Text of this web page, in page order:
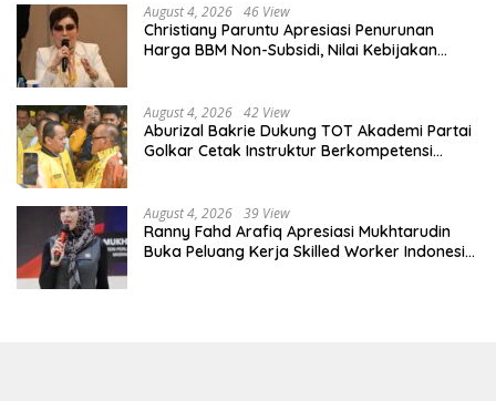
August 4, 2026 46 View
Christiany Paruntu Apresiasi Penurunan
Harga BBM Non-Subsidi, Nilai Kebijakan
August 4, 2026 42 View
Aburizal Bakrie Dukung TOT Akademi Partai
Golkar Cetak Instruktur Berkompetensi
August 4, 2026 39 View
Ranny Fahd Arafiq Apresiasi Mukhtarudin
Buka Peluang Kerja Skilled Worker Indonesia